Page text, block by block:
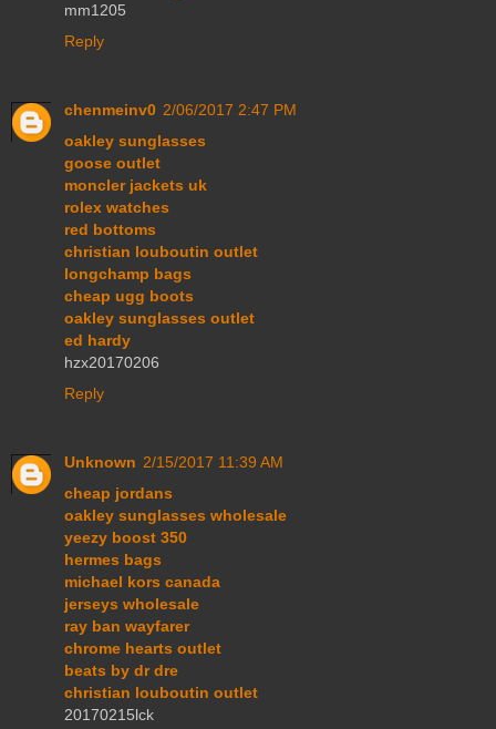
mm1205
Reply
chenmeinv0 2/06/2017 2:47 PM
oakley sunglasses
goose outlet
moncler jackets uk
rolex watches
red bottoms
christian louboutin outlet
longchamp bags
cheap ugg boots
oakley sunglasses outlet
ed hardy
hzx20170206
Reply
Unknown 2/15/2017 11:39 AM
cheap jordans
oakley sunglasses wholesale
yeezy boost 350
hermes bags
michael kors canada
jerseys wholesale
ray ban wayfarer
chrome hearts outlet
beats by dr dre
christian louboutin outlet
20170215lck